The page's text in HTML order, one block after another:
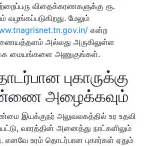
விதைக்கரணகளுக்கு ரூ.
வழங்கப்படுகிறது. மேலும்
என்ற
அல்லது அருகிலுள்ள
மையங்களை அணுகுங்கள்.
புகாருக்கு
அழைக்கவும்
இயக்குநர் அலுவலகத்தில் உர உதவி
வாரத்தின் அனைத்து நாட்களிலும்
எனவே உரம் தொடர்பான புகார்கள் ஏதும்